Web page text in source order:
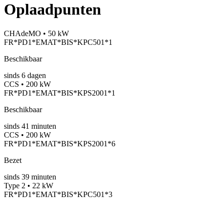
Oplaadpunten
CHAdeMO • 50 kW
FR*PD1*EMAT*BIS*KPC501*1
Beschikbaar
sinds 6 dagen
CCS • 200 kW
FR*PD1*EMAT*BIS*KPS2001*1
Beschikbaar
sinds 41 minuten
CCS • 200 kW
FR*PD1*EMAT*BIS*KPS2001*6
Bezet
sinds 39 minuten
Type 2 • 22 kW
FR*PD1*EMAT*BIS*KPC501*3